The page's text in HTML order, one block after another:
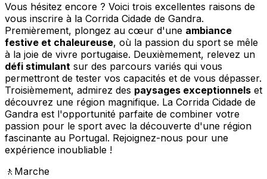
Vous hésitez encore ? Voici trois excellentes raisons de
vous inscrire à la Corrida Cidade de Gandra.
Premièrement, plongez au cœur d'une ambiance
festive et chaleureuse, où la passion du sport se mêle
à la joie de vivre portugaise. Deuxièmement, relevez un
défi stimulant sur des parcours variés qui vous
permettront de tester vos capacités et de vous dépasser.
Troisièmement, admirez des paysages exceptionnels et
découvrez une région magnifique. La Corrida Cidade de
Gandra est l'opportunité parfaite de combiner votre
passion pour le sport avec la découverte d'une région
fascinante au Portugal. Rejoignez-nous pour une
expérience inoubliable !
🚶 Marche